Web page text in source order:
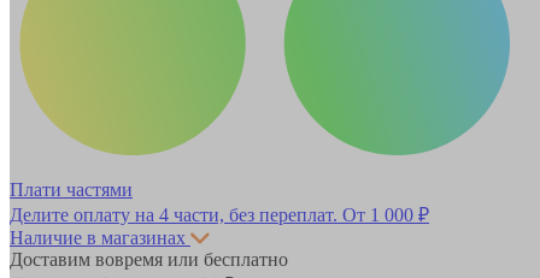
Плати частями
Делите оплату на 4 части, без переплат. От 1 000 ₽
Наличие в магазинах
Доставим вовремя или бесплатно